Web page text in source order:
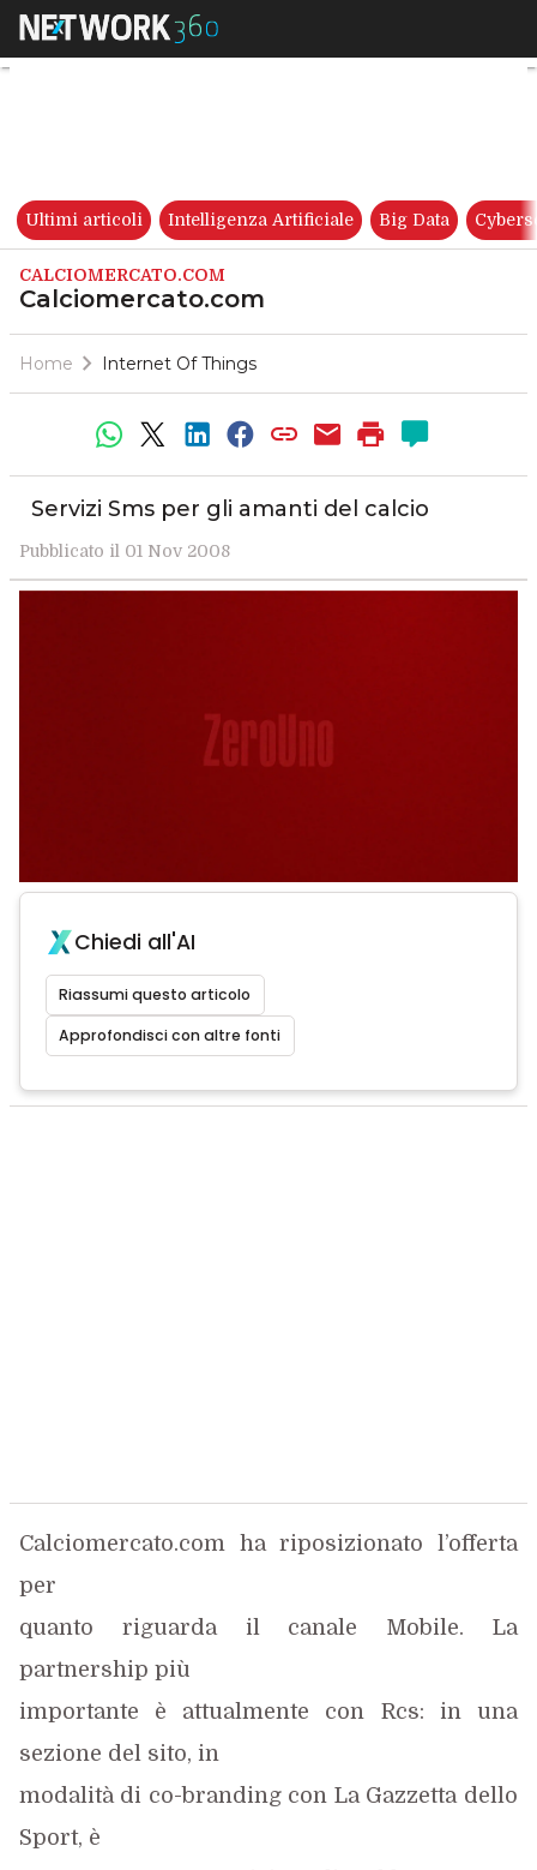
Calciomercato.com
Ultimi articoli Intelligenza Artificiale Big Data
CALCIOMERCATO.COM
Calciomercato.com
Home Internet Of Things
Servizi Sms per gli amanti del calcio
Pubblicato il 01 Nov 2008
Chiedi all'AI
Riassumi questo articolo
Approfondisci con altre fonti
Calciomercato.com ha riposizionato l’offerta
per
quanto riguarda il canale Mobile. La
partnership più
importante è attualmente con Rcs: in una
sezione del sito, in
modalità di co-branding con La Gazzetta dello
Sport, è